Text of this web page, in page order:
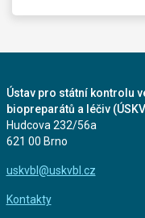
Ústav pro státní kontrolu
biopreparátů a léčiv
Hudcova 232/56a
621 00 Brno
uskvbl@uskvbl.cz
Kontakty